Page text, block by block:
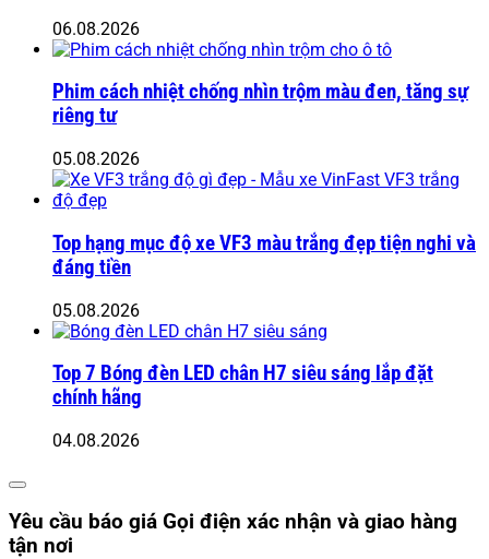
06.08.2026
Phim cách nhiệt chống nhìn trộm màu đen, tăng sự
riêng tư
05.08.2026
Top hạng mục độ xe VF3 màu trắng đẹp tiện nghi và
đáng tiền
05.08.2026
Top 7 Bóng đèn LED chân H7 siêu sáng lắp đặt
chính hãng
04.08.2026
Yêu cầu báo giá Gọi điện xác nhận và giao hàng
tận nơi